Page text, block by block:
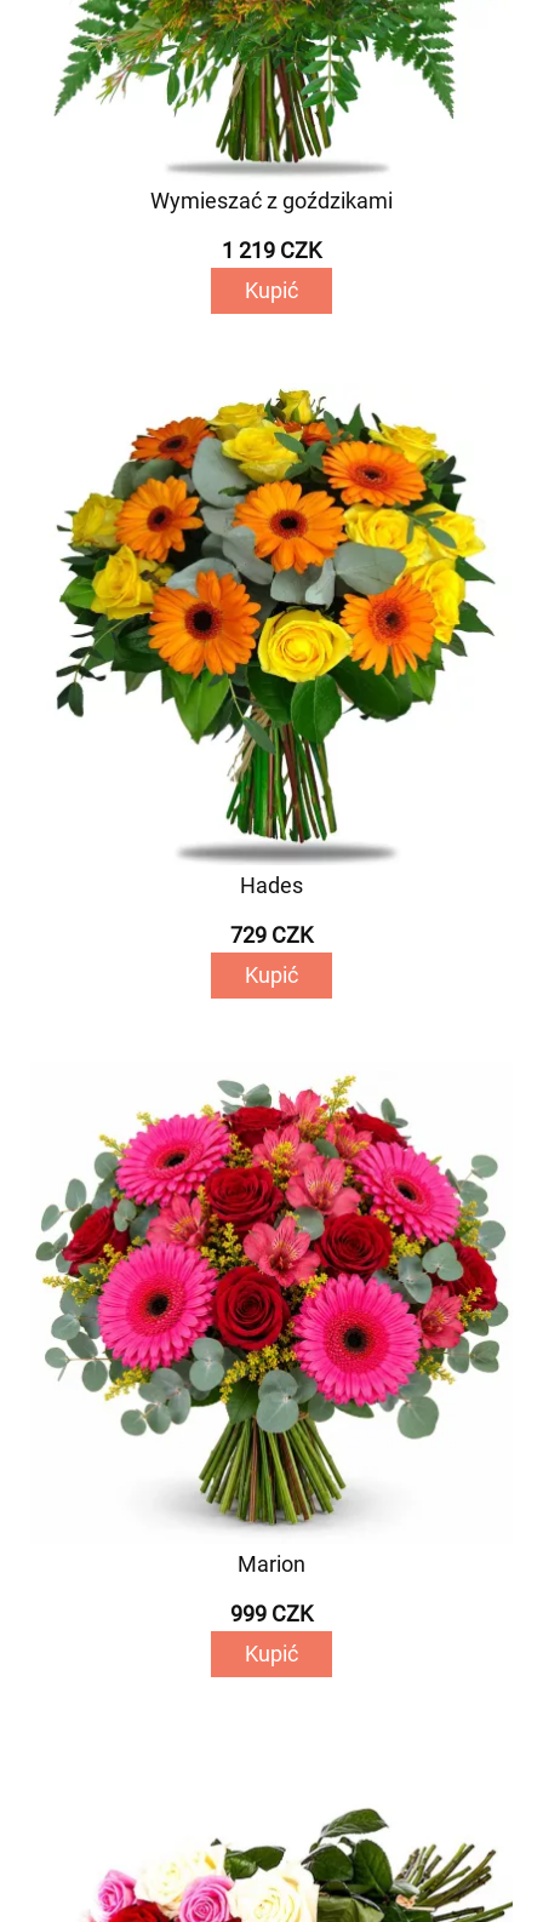
Wymieszać z goździkami
1 219 CZK
Kupić
Hades
729 CZK
Kupić
Marion
999 CZK
Kupić